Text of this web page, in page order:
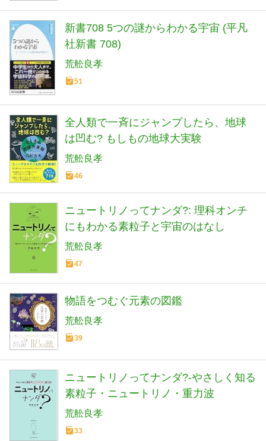
新書708 5つの謎からわかる宇宙 (平凡
社新書 708)
荒舩良孝
51
全人類で一斉にジャンプしたら、地球
は凹む? もしもの地球大実験
荒舩良孝
46
ニュートリノってナンダ?: 理科オンチ
にもわかる素粒子と宇宙のはなし
荒舩良孝
47
物語をつむぐ元素の図鑑
荒舩良孝
39
ニュートリノってナンダ?-やさしく知る
素粒子・ニュートリノ・重力波
荒舩良孝
33